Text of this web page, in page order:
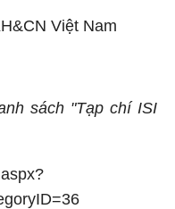
Việt Nam
sách "Tạp chí ISI